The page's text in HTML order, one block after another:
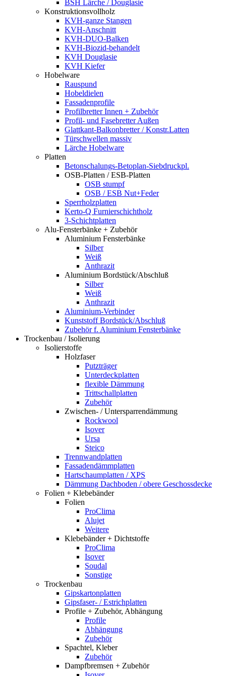
BSH Lärche / Douglasie
Konstruktionsvollholz
KVH-ganze Stangen
KVH-Anschnitt
KVH-DUO-Balken
KVH-Biozid-behandelt
KVH Douglasie
KVH Kiefer
Hobelware
Rauspund
Hobeldielen
Fassadenprofile
Profilbretter Innen + Zubehör
Profil- und Fasebretter Außen
Glattkant-Balkonbretter / Konstr.Latten
Türschwellen massiv
Lärche Hobelware
Platten
Betonschalungs-Betoplan-Siebdruckpl.
OSB-Platten / ESB-Platten
OSB stumpf
OSB / ESB Nut+Feder
Sperrholzplatten
Kerto-Q Furnierschichtholz
3-Schichtplatten
Alu-Fensterbänke + Zubehör
Aluminium Fensterbänke
Silber
Weiß
Anthrazit
Aluminium Bordstück/Abschluß
Silber
Weiß
Anthrazit
Aluminium-Verbinder
Kunststoff Bordstück/Abschluß
Zubehör f. Aluminium Fensterbänke
Trockenbau / Isolierung
Isolierstoffe
Holzfaser
Putzträger
Unterdeckplatten
flexible Dämmung
Trittschallplatten
Zubehör
Zwischen- / Untersparrendämmung
Rockwool
Isover
Ursa
Steico
Trennwandplatten
Fassadendämmplatten
Hartschaumplatten / XPS
Dämmung Dachboden / obere Geschossdecke
Folien + Klebebänder
Folien
ProClima
Alujet
Weitere
Klebebänder + Dichtstoffe
ProClima
Isover
Soudal
Sonstige
Trockenbau
Gipskartonplatten
Gipsfaser- / Estrichplatten
Profile + Zubehör, Abhängung
Profile
Abhängung
Zubehör
Spachtel, Kleber
Zubehör
Dampfbremsen + Zubehör